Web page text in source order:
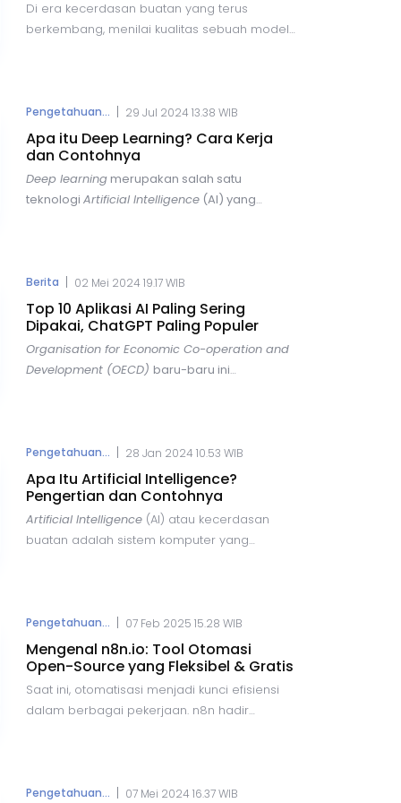
Di era kecerdasan buatan yang terus
berkembang, menilai kualitas sebuah model
komunitas global untuk menguji,
membandingkan, dan mengevaluasi
berbagai model AI secara transparan dan
objektif.
Pengetahuan... 29 Jul 2024 13.38 WIB
Apa itu Deep Learning? Cara Kerja
dan Contohnya
Deep learningmerupakan salah satu
teknologi Artificial Intelligence(AI) yang
deep learning mampu memproses dan
menganalisis data dengan tingkat akurasi
yang sangat tinggi. Teknologi ini telah
diterapkan dalam berbagai bidang, mulai
dari pengenalan wajah, deteksi objek, hingga
Berita 02 Mei 2024 19.17 WIB
Top 10 Aplikasi AI Paling Sering
Dipakai, ChatGPT Paling Populer
Organisation for Economic Co-operation and
Development (OECD) baru-baru ini
laporannya, OECD menyebutkan bahwa AI
menjadi topik yang hangat diperbincangkan
di berbagai forum, terutama dalam konteks
hubungan internasional.
Pengetahuan... 28 Jan 2024 10.53 WIB
Apa Itu Artificial Intelligence?
Pengertian dan Contohnya
Artificial Intelligence(AI) atau kecerdasan
buatan adalah sistem komputer yang
teknologi tertentu, memungkinkan AI untuk
berpikir dan bertindak seperti manusia.
Pengetahuan... 07 Feb 2025 15.28 WIB
Mengenal n8n.io: Tool Otomasi
Open-Source yang Fleksibel & Gratis
Saat ini, otomatisasi menjadi kunci efisiensi
dalam berbagai pekerjaan. n8n hadir
langganan mahal. Artikel ini akan membahas
Pengetahuan... 07 Mei 2024 16.37 WIB